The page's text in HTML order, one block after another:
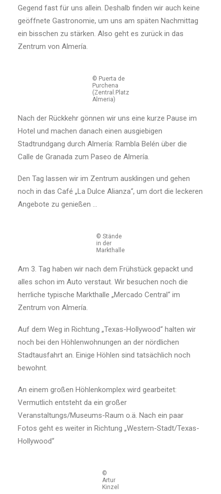
Gegend fast für uns allein. Deshalb finden wir auch keine
geöffnete Gastronomie, um uns am späten Nachmittag
ein bisschen zu stärken. Also geht es zurück in das
Zentrum von Almería.
© Puerta de
Purchena
(Zentral.Platz
Almeria)
Nach der Rückkehr gönnen wir uns eine kurze Pause im
Hotel und machen danach einen ausgiebigen
Stadtrundgang durch Almería: Rambla Belén über die
Calle de Granada zum Paseo de Almería.
Den Tag lassen wir im Zentrum ausklingen und gehen
noch in das Café „La Dulce Alianza“, um dort die leckeren
Angebote zu genießen …
© Stände
in der
Markthalle
Am 3. Tag haben wir nach dem Frühstück gepackt und
alles schon im Auto verstaut. Wir besuchen noch die
herrliche typische Markthalle „Mercado Central“ im
Zentrum von Almería.
Auf dem Weg in Richtung „Texas-Hollywood“ halten wir
noch bei den Höhlenwohnungen an der nördlichen
Stadtausfahrt an. Einige Höhlen sind tatsächlich noch
bewohnt.
An einem großen Höhlenkomplex wird gearbeitet:
Vermutlich entsteht da ein großer
Veranstaltungs/Museums-Raum o.ä. Nach ein paar
Fotos geht es weiter in Richtung „Western-Stadt/Texas-
Hollywood“
©
Artur
Kinzel